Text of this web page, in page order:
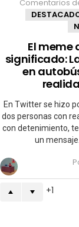
Comentarios
El meme
significado:
en
En Twitter se hizo
dos personas con
con detenimiento,
un
1